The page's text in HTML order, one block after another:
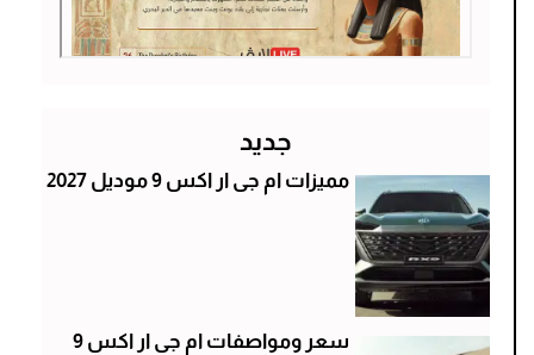
جديد
مميزات ام جى ار اكس 9 موديل 2027
سعر ومواصفات ام جى ار اكس 9